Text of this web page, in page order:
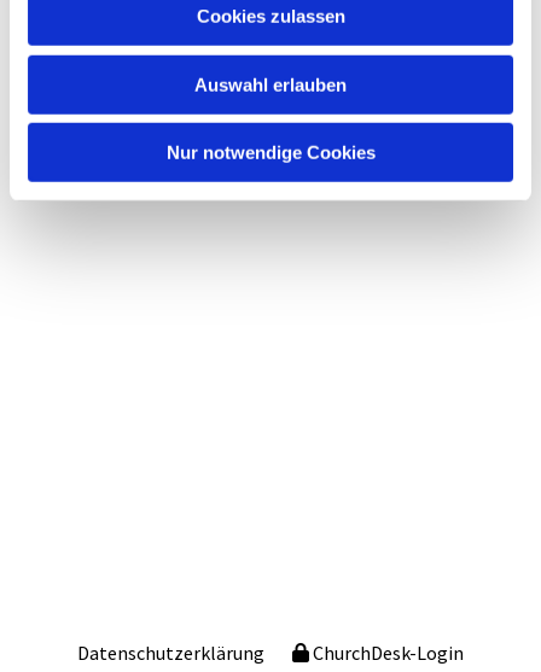
Cookies zulassen
Auswahl erlauben
Nur notwendige Cookies
Datenschutzerklärung ChurchDesk-Login